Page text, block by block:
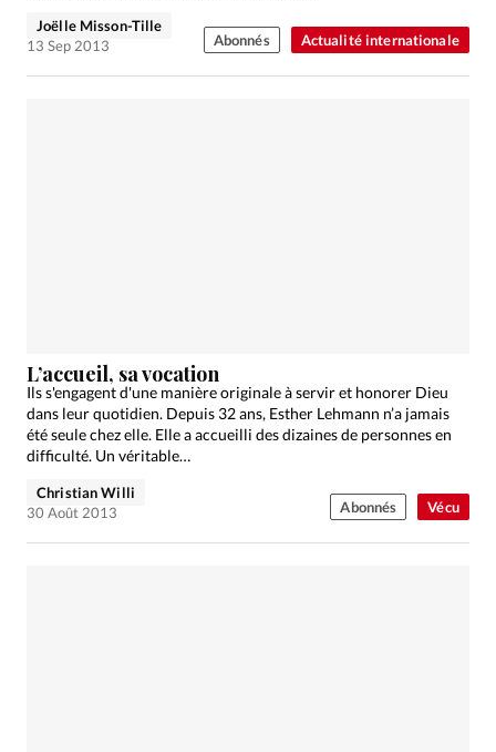
Actualité internationale
Joëlle Misson-Tille
13 Sep 2013
Abonnés
Vécu
L’accueil, sa vocation
Ils s'engagent d'une manière originale à servir et honorer Dieu
dans leur quotidien. Depuis 32 ans, Esther Lehmann n’a jamais
été seule chez elle. Elle a accueilli des dizaines de personnes en
difficulté. Un véritable…
Christian Willi
30 Août 2013
Abonnés